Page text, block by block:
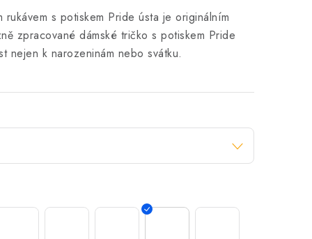
s potiskem Pride ústa je originálním
zpracované dámské tričko s potiskem Pride
nejen k narozeninám nebo svátku.